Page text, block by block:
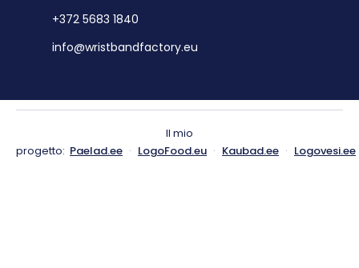
+372 5683 1840
info@wristbandfactory.eu
Il mio
progetto: Paelad.ee · LogoFood.eu · Kaubad.ee · Logovesi.ee